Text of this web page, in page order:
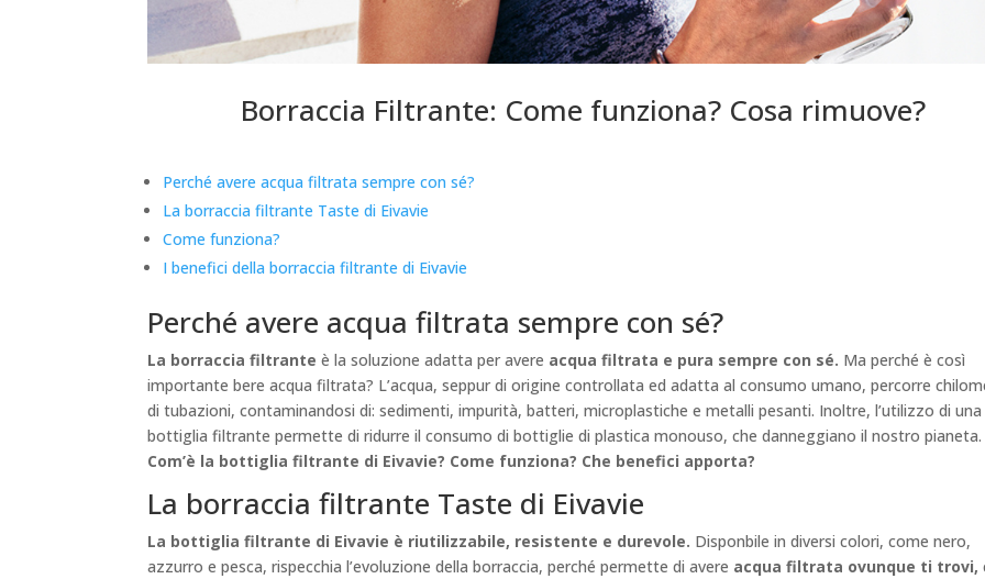
Borraccia Filtrante: Come funziona? Cosa rimuove?
Perché avere acqua filtrata sempre con sé?
La borraccia filtrante Taste di Eivavie
Come funziona?
I benefici della borraccia filtrante di Eivavie
Perché avere acqua filtrata sempre con sé?
La borraccia filtrante è la soluzione adatta per avere acqua filtrata e pura sempre con sé. Ma perché è così
importante bere acqua filtrata? L’acqua, seppur di origine controllata ed adatta al consumo umano, percorre
di tubazioni, contaminandosi di: sedimenti, impurità, batteri, microplastiche e metalli pesanti. Inoltre, l’utilizzo di una
bottiglia filtrante permette di ridurre il consumo di bottiglie di plastica monouso, che danneggiano il nostro pianeta.
Com’è la bottiglia filtrante di Eivavie? Come funziona? Che benefici apporta?
La borraccia filtrante Taste di Eivavie
La bottiglia filtrante di Eivavie è riutilizzabile, resistente e durevole. Disponbile in diversi colori, come nero,
azzurro e pesca, rispecchia l’evoluzione della borraccia, perché permette di avere acqua filtrata ovunque ti trovi,